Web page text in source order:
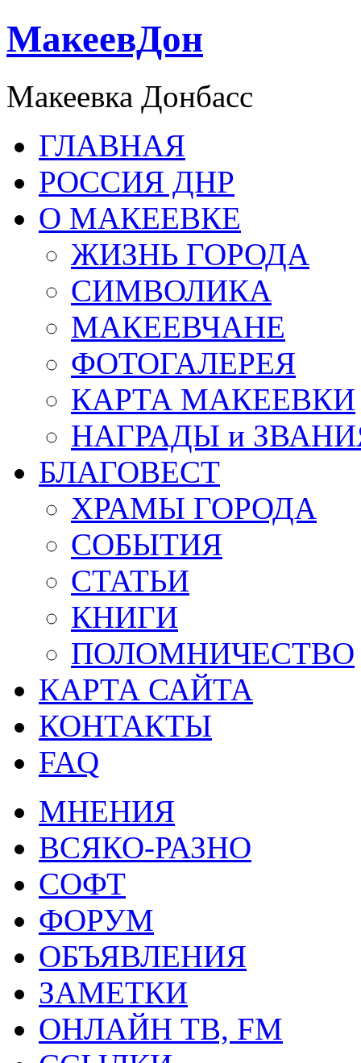
МакеевДон
Макеевка Донбасс
ГЛАВНАЯ
РОССИЯ ДНР
О МАКЕЕВКЕ
ЖИЗНЬ ГОРОДА
СИМВОЛИКА
МАКЕЕВЧАНЕ
ФОТОГАЛЕРЕЯ
КАРТА МАКЕЕВКИ
НАГРАДЫ и
БЛАГОВЕСТ
ХРАМЫ ГОРОДА
СОБЫТИЯ
СТАТЬИ
КНИГИ
ПОЛОМНИЧЕСТВО
КАРТА САЙТА
КОНТАКТЫ
FAQ
МНЕНИЯ
ВСЯКО-РАЗНО
СОФТ
ФОРУМ
ОБЪЯВЛЕНИЯ
ЗАМЕТКИ
ОНЛАЙН ТВ, FM